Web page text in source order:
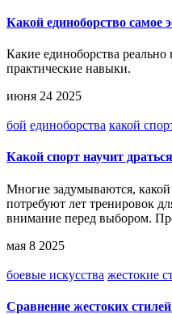
Какой единоборство самое
Какие единоборства
практические навыки.
июня 24 2025
бой единоборства какой
Какой спорт научит
Многие задумываются, какой
потребуют лет тренировок
внимание перед выбором.
мая 8 2025
боевые искусства жестокие
Сравнение жестоких